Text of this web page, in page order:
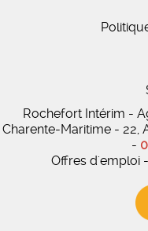
Rochefort Intérim -
Charente-Maritime - 22,
-
Offres d'emploi